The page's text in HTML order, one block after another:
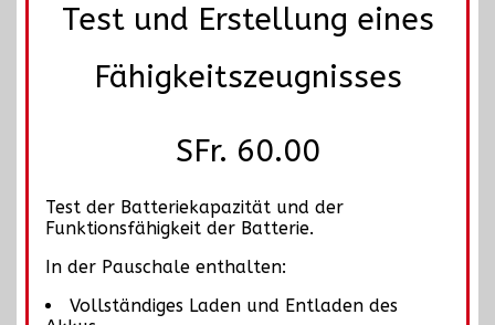
Test und Erstellung eines
Fähigkeitszeugnisses
SFr. 60.00
Test der Batteriekapazität und der
Funktionsfähigkeit der Batterie.
In der Pauschale enthalten:
Vollständiges Laden und Entladen des